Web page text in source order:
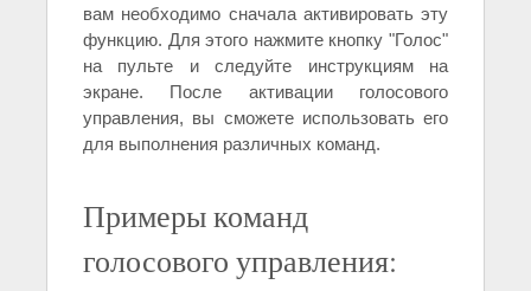
вам необходимо сначала активировать эту
функцию. Для этого нажмите кнопку "Голос"
на пульте и следуйте инструкциям на
экране. После активации голосового
управления, вы сможете использовать его
для выполнения различных команд.
Примеры команд
голосового управления: